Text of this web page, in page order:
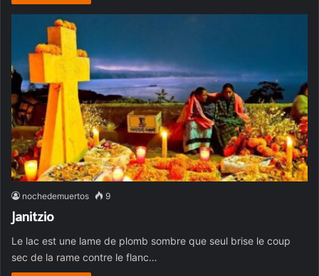
nochedemuertos 9
Janitzio
Le lac est une lame de plomb sombre que seul brise le coup
sec de la rame contre le flanc…